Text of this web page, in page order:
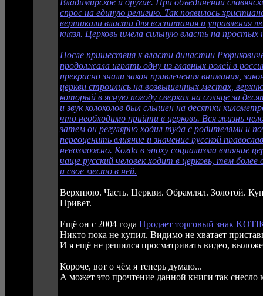
Владимирское и другие. При объединении
спрос на единую религию. Так появилось
вертикали власти для воспитания и
князя. Церковь имела сильную власть на
После пришествия к власти династии
продолжала играть одну из главных ролей в
прекрасно знали закон привлечения внимания,
церкви строились на возвышенных местах,
который в ясную погоду сверкал на солнце за
и звук колоколов был слышен на десятки
что необходимо прийти в церковь. Вся жизнь
затем он регулярно ходил туда с родителями и
переоценить влияние и значение русской
невозможно. Когда в эпоху социализма влияние
чаще русский человек ходит в церковь, тем
и свое место в ней.
Верхнюю. Часть. Церкви. Обрамлял. Золотой.
Привет.
Ещё он с 2004 года Продает торговый знак
Никто пока не купил. Видимо не хватает
И я ещё не решился просматривать видео,
Короче, вот о чём я теперь думаю...
А может это прочтение данной книги так снесло